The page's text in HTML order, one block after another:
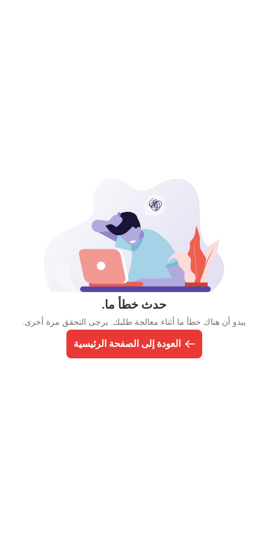
حدث خطأ ما.
يبدو أن هناك خطأ ما أثناء معالجة طلبك. يرجى التحقق مرة أخرى.
العودة إلى الصفحة الرئيسية